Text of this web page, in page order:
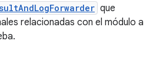
que
relacionadas con el módulo a